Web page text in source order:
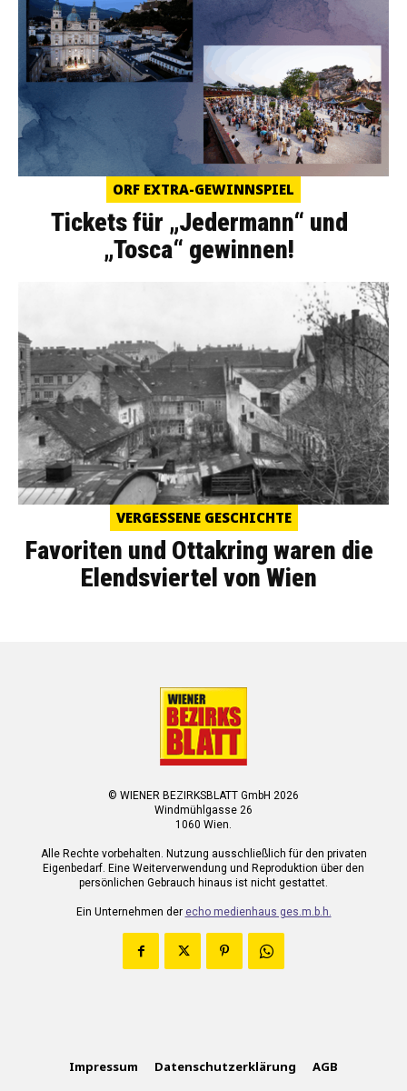
ORF EXTRA-GEWINNSPIEL
Tickets für „Jedermann“ und
„Tosca“ gewinnen!
VERGESSENE GESCHICHTE
Favoriten und Ottakring waren die
Elendsviertel von Wien
© WIENER BEZIRKSBLATT GmbH 2026
Windmühlgasse 26
1060 Wien.
Alle Rechte vorbehalten. Nutzung ausschließlich für den privaten
Eigenbedarf. Eine Weiterverwendung und Reproduktion über den
persönlichen Gebrauch hinaus ist nicht gestattet.
Ein Unternehmen der echo medienhaus ges.m.b.h.
Impressum Datenschutzerklärung AGB